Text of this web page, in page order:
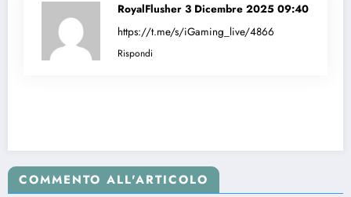
RoyalFlusher 3 Dicembre 2025 09:40
https://t.me/s/iGaming_live/4866
Rispondi
COMMENTO ALL'ARTICOLO